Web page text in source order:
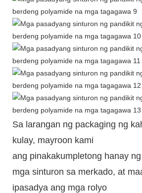
Sa larangan ng packaging ng
kulay, mayroon kami
ang pinakakumpletong hanay
mga sinturon sa merkado, at
ipasadya ang mga rolyo